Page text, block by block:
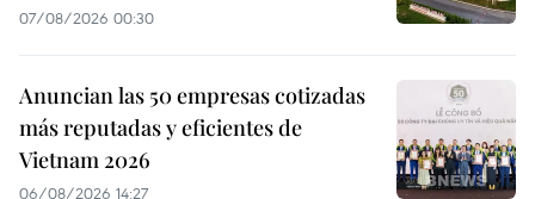
07/08/2026 00:30
Anuncian las 50 empresas cotizadas
más reputadas y eficientes de
Vietnam 2026
06/08/2026 14:27